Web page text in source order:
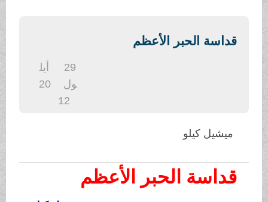
قداسة الحبر الأعظم
ول
20
ميشيل كيلو
قداسة الحبر الأعظم